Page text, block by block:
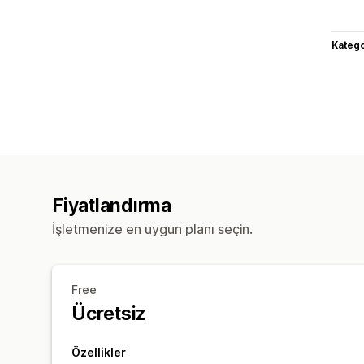
Fiyatlandırma
İşletmenize en uygun planı seçin.
Free
Ücretsiz
Özellikler